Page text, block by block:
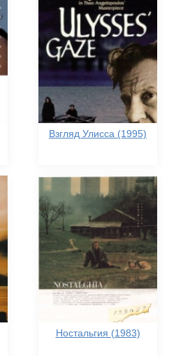
Взгляд Улисса (1995)
Ностальгия (1983)